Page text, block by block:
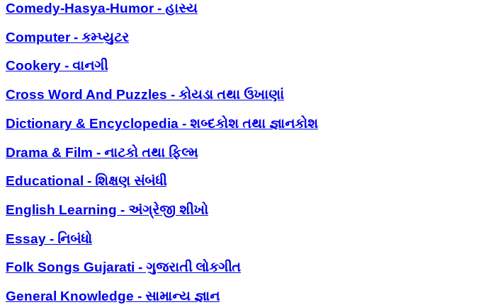
Comedy-Hasya-Humor - હાસ્ય
Computer - કમ્પ્યુટર
Cookery - વાનગી
Cross Word And Puzzles - કોયડા તથા ઉખાણાં
Dictionary & Encyclopedia - શબ્દકોશ તથા જ્ઞાનકોશ
Drama & Film - નાટકો તથા ફિલ્મ
Educational - શિક્ષણ સંબંધી
English Learning - અંગ્રેજી શીખો
Essay - નિબંધો
Folk Songs Gujarati - ગુજરાતી લોકગીત
General Knowledge - સામાન્ય જ્ઞાન